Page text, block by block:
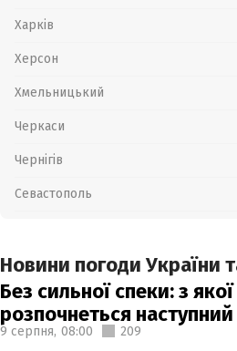
Харків
Херсон
Хмельницький
Черкаси
Чернігів
Севастополь
Новини погоди України
Без сильної спеки: з
розпочнеться
9 серпня, 08:00 209